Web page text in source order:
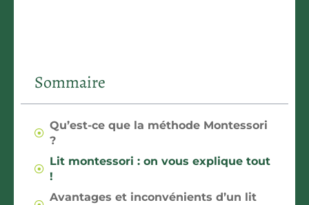
Sommaire
Qu’est-ce que la méthode Montessori
?
Lit montessori : on vous explique tout
!
Avantages et inconvénients d’un lit